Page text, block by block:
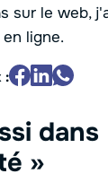
sur le web,
ligne.
:
dans
»